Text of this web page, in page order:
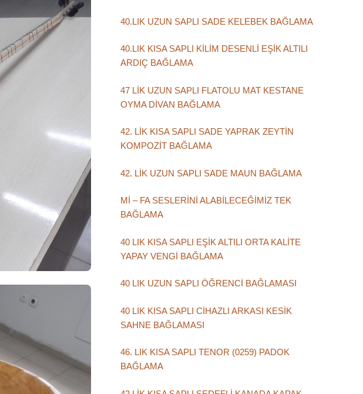
40.LIK UZUN SAPLI SADE KELEBEK BAĞLAMA
40.LIK KISA SAPLI KİLİM DESENLİ EŞİK ALTILI
ARDIÇ BAĞLAMA
47 LİK UZUN SAPLI FLATOLU MAT KESTANE
OYMA DİVAN BAĞLAMA
42. LİK KISA SAPLI SADE YAPRAK ZEYTİN
KOMPOZİT BAĞLAMA
42. LİK UZUN SAPLI SADE MAUN BAĞLAMA
Mİ – FA SESLERİNİ ALABİLECEĞİMİZ TEK
BAĞLAMA
40 LIK KISA SAPLI EŞİK ALTILI ORTA KALİTE
YAPAY VENGİ BAĞLAMA
40 LIK UZUN SAPLI ÖĞRENCİ BAĞLAMASI
40 LIK KISA SAPLI CİHAZLI ARKASI KESİK
SAHNE BAĞLAMASI
46. LIK KISA SAPLI TENOR (0259) PADOK
BAĞLAMA